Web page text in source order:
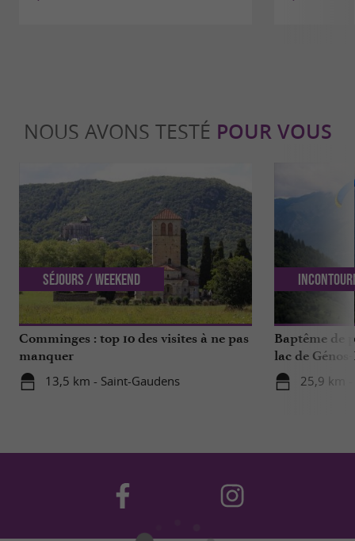
NOUS AVONS TESTÉ POUR VOUS
Comminges : top 10 des visites à ne pas
manquer
13,5 km - Saint-Gaudens
Séjours / Weekend
Baptême de
lac de
expérience à
25,9 km -